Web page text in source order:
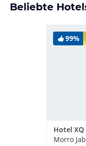
Beliebte
99%
Morro